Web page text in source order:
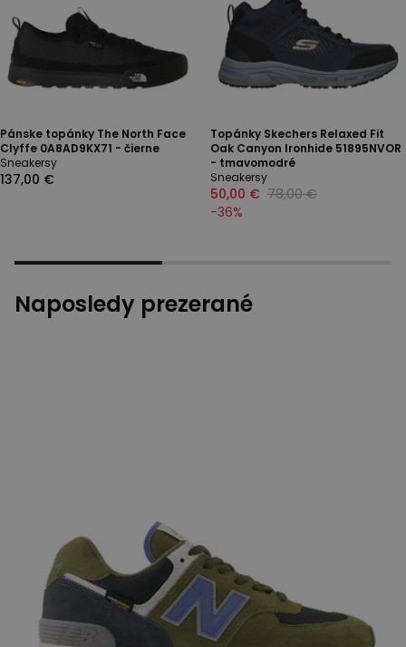
Pánske topánky The North Face
Clyffe 0A8AD9KX71 - čierne
Sneakersy
137,00 €
Topánky Skechers Relaxed Fit
Oak Canyon Ironhide 51895NVOR
- tmavomodré
Sneakersy
50,00 € 78,00 €
-36%
Naposledy prezerané